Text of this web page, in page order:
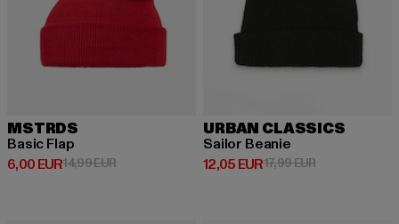
MSTRDS
Basic Flap
6,00 EUR
Prix courant: 6,00 EUR
14,99 EURPrix en promotion: 14,99 EUR
URBAN CLASSICS
Sailor Beanie
12,05 EUR
Prix courant: 12,05 EUR
17,99 EURPrix en